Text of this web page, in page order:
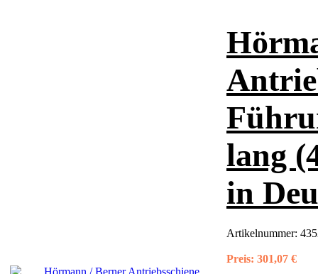
lang
in
Artikelnummer:
Preis: 301,07 €